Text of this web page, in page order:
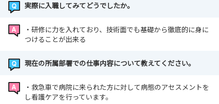
興味に沿った部署を選択可能
🌻開催10日前までに応募🌻
🌷採用試験について🌷
・令和8年5月16日（土）…終了しました
・令和8年6月13日（土）…終了しました
実際に入職してみてどうでしたか。
・研修に力を入れており、技術面でも基礎から徹底的に身に
つけることが出来る
現在の所属部署での仕事内容について教えてください。
・救急車で病院に来られた方に対して病態のアセスメントを
し看護ケアを行っています。